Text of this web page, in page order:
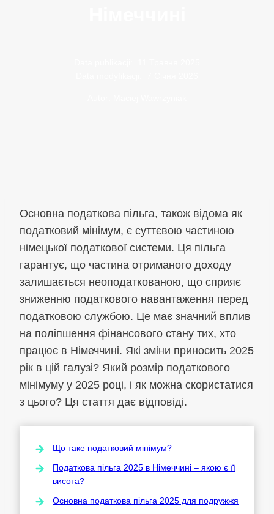
Основна податкова пільга, також відома як
податковий мінімум, є суттєвою частиною
німецької податкової системи. Ця пільга
гарантує, що частина отриманого доходу
залишається неоподаткованою, що сприяє
зниженню податкового навантаження перед
податковою службою. Це має значний вплив
на поліпшення фінансового стану тих, хто
працює в Німеччині. Які зміни приносить 2025
рік в цій галузі? Який розмір податкового
мінімуму у 2025 році, і як можна скористатися
з цього? Ця стаття дає відповіді.
Що таке податковий мінімум?
Податкова пільга 2025 в Німеччині – якою є її
висота?
Основна податкова пільга 2025 для подружжя